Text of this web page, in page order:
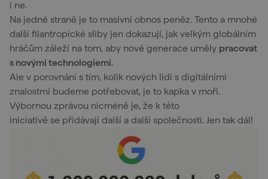
i ne.
Na jedné straně je to masivní obnos peněz. Tento a mnohé
další filantropické sliby jen dokazují, jak velkým globálním
hráčům záleží na tom, aby nové generace uměly pracovat
s novými technologiemi.
Ale v porovnání s tím, kolik nových lidí s digitálními
znalostmi budeme potřebovat, je to kapka v moři.
Výbornou zprávou nicméně je, že k této
iniciativě se přidávají další a další společnosti. Jen tak dál!